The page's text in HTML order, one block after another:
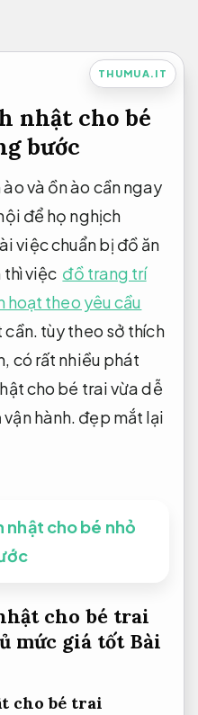
THUMUA.IT
nhật cho bé
bước
và ồn ào cần ngay
để họ nghịch
việc chuẩn bị đồ ăn
việc đồ trang trí
hoạt theo yêu cầu
tùy theo sở thích
có rất nhiều phát
cho bé trai vừa dễ
hành. đẹp mắt lại
nhật cho bé nhỏ
cho bé trai
mức giá tốt Bài
cho bé trai